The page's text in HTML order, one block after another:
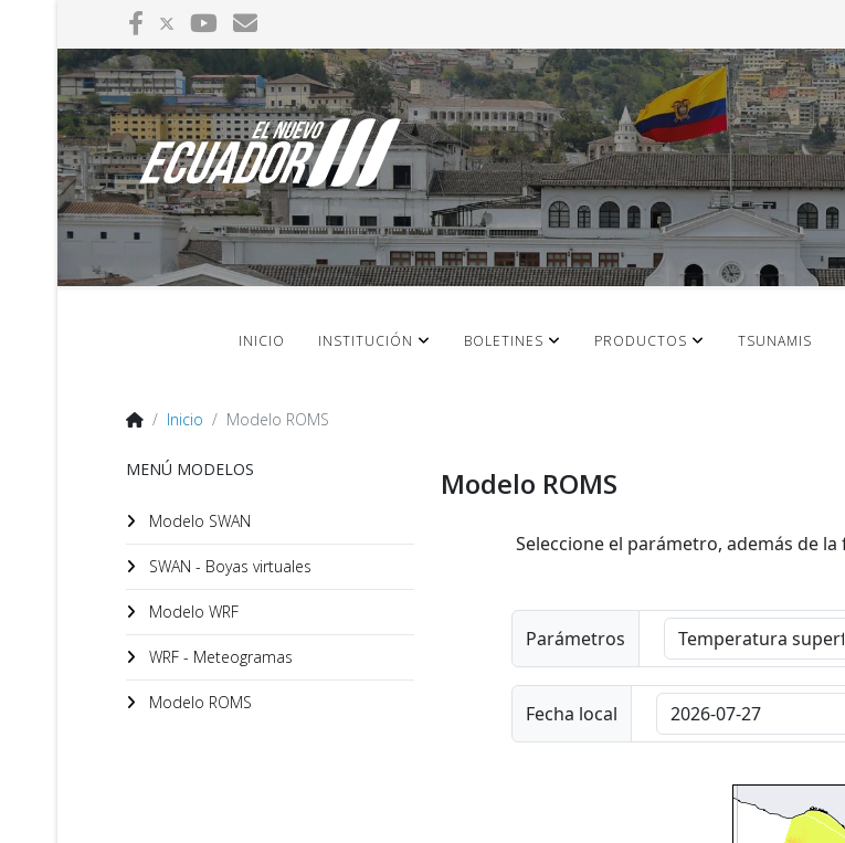
INICIO INSTITUCIÓN BOLETINES PRODUCTOS TSUNAMIS
Inicio Modelo ROMS
MENÚ MODELOS
Modelo SWAN
SWAN - Boyas virtuales
Modelo WRF
WRF - Meteogramas
Modelo ROMS
Modelo ROMS